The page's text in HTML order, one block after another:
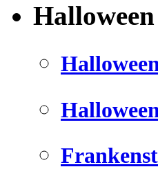
Halloween